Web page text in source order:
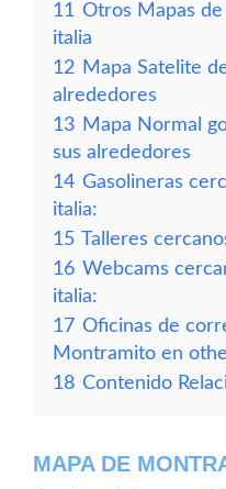
11 Otros Mapas
italia
12 Mapa Satelite
alrededores
13 Mapa Normal
sus alrededores
14 Gasolineras
italia:
15 Talleres
16 Webcams
italia:
17 Oficinas de
Montramito en
18 Contenido
MAPA DE